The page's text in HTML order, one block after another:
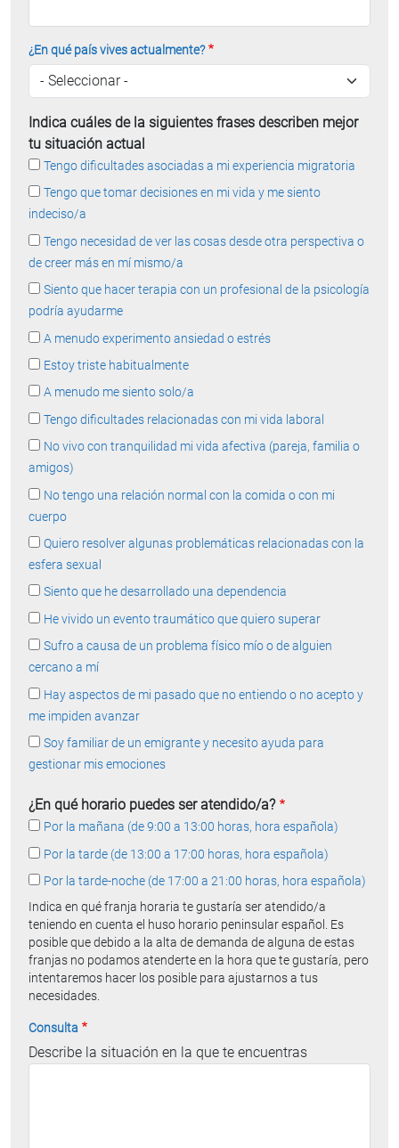
¿En qué país vives actualmente?
Indica cuáles de la siguientes frases describen mejor
tu situación actual
Tengo dificultades asociadas a mi experiencia migratoria
Tengo que tomar decisiones en mi vida y me siento
indeciso/a
Tengo necesidad de ver las cosas desde otra perspectiva o
de creer más en mí mismo/a
Siento que hacer terapia con un profesional de la psicología
podría ayudarme
A menudo experimento ansiedad o estrés
Estoy triste habitualmente
A menudo me siento solo/a
Tengo dificultades relacionadas con mi vida laboral
No vivo con tranquilidad mi vida afectiva (pareja, familia o
amigos)
No tengo una relación normal con la comida o con mi
cuerpo
Quiero resolver algunas problemáticas relacionadas con la
esfera sexual
Siento que he desarrollado una dependencia
He vivido un evento traumático que quiero superar
Sufro a causa de un problema físico mío o de alguien
cercano a mí
Hay aspectos de mi pasado que no entiendo o no acepto y
me impiden avanzar
Soy familiar de un emigrante y necesito ayuda para
gestionar mis emociones
¿En qué horario puedes ser atendido/a?
Por la mañana (de 9:00 a 13:00 horas, hora española)
Por la tarde (de 13:00 a 17:00 horas, hora española)
Por la tarde-noche (de 17:00 a 21:00 horas, hora española)
Indica en qué franja horaria te gustaría ser atendido/a
teniendo en cuenta el huso horario peninsular español. Es
posible que debido a la alta de demanda de alguna de estas
franjas no podamos atenderte en la hora que te gustaría, pero
intentaremos hacer los posible para ajustarnos a tus
necesidades.
Consulta
Describe la situación en la que te encuentras